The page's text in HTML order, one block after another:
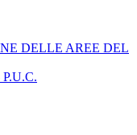
DELLE AREE DEL